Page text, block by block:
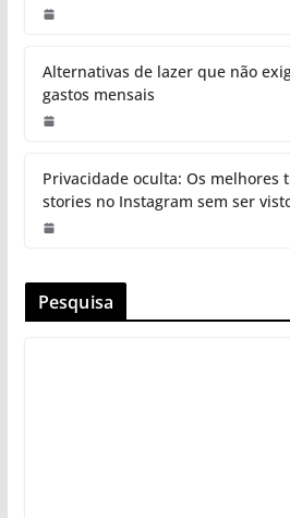
Alternativas de lazer que não
gastos mensais
Privacidade oculta: Os melhores
stories no Instagram sem ser
Pesquisa